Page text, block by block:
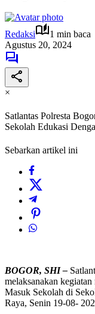
Redaksi
1 min baca
Agustus 20, 2024
×
Satlantas Polresta
Sekolah Edukasi
Sebarkan artikel ini
BOGOR, SHI –
melaksanakan
Masuk Sekolah di
Raya, Senin 19-08-